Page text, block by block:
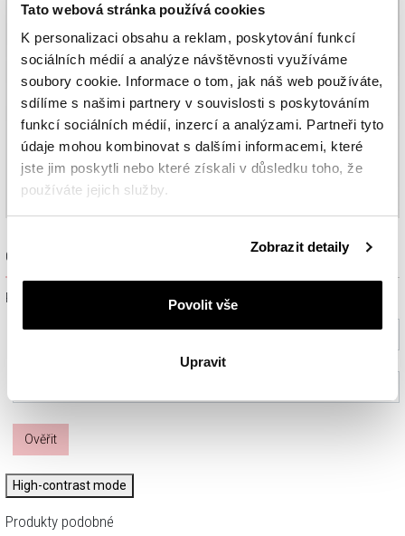
Tato webová stránka používá cookies
K personalizaci obsahu a reklam, poskytování funkcí
sociálních médií a analýze návštěvnosti využíváme
soubory cookie. Informace o tom, jak náš web používáte,
sdílíme s našimi partnery v souvislosti s poskytováním
funkcí sociálních médií, inzercí a analýzami. Partneři tyto
údaje mohou kombinovat s dalšími informacemi, které
jste jim poskytli nebo které získali v důsledku toho, že
používáte jejich služby.
Zásadách ochrany osobních údajů
Zobrazit detaily
Povolit vše
Upravit
Ověřit dostupnost a rezervovat na prodejně
Prosím, vyberte ze seznamu město nebo konkrétní prodejnu
Vyberte prosím město
Ověřit
High-contrast mode
Produkty podobné